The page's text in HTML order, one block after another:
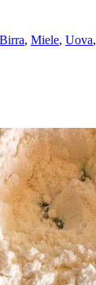
, Miele, Uova,